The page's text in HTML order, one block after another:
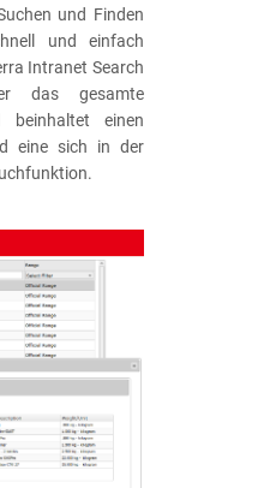
und Finden
und einfach
Intranet Search
das gesamte
beinhaltet einen
eine sich in der